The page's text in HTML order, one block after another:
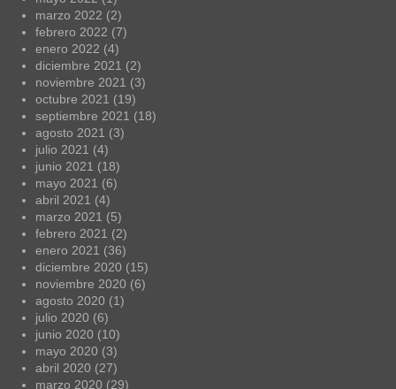
marzo 2022 (2)
febrero 2022 (7)
enero 2022 (4)
diciembre 2021 (2)
noviembre 2021 (3)
octubre 2021 (19)
septiembre 2021 (18)
agosto 2021 (3)
julio 2021 (4)
junio 2021 (18)
mayo 2021 (6)
abril 2021 (4)
marzo 2021 (5)
febrero 2021 (2)
enero 2021 (36)
diciembre 2020 (15)
noviembre 2020 (6)
agosto 2020 (1)
julio 2020 (6)
junio 2020 (10)
mayo 2020 (3)
abril 2020 (27)
marzo 2020 (29)